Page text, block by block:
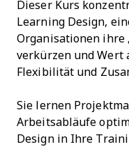
Dieser Kurs
Learning Design,
Organisationen ihre
verkürzen und Wert
Flexibilität und
Sie lernen
Arbeitsabläufe
Design in Ihre